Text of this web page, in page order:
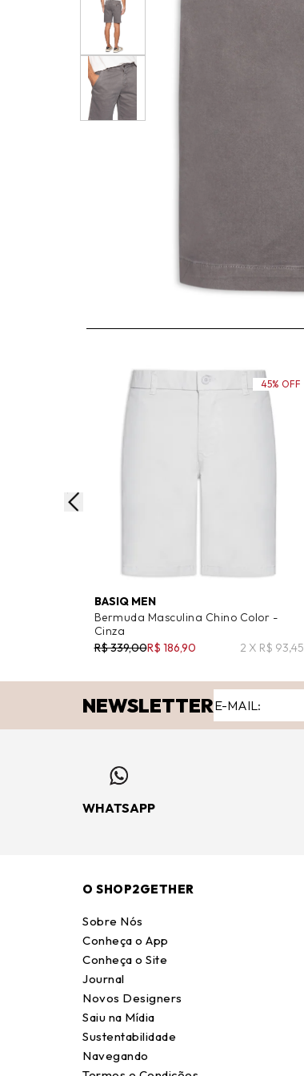
BASIQ MEN
Bermuda Masculina Chino Color -
Cinza
R$ 339,00R$ 186,90 2 X R$ 93,45
45% OFF
NEWSLETTER
WHATSAPP
O SHOP2GETHER
Sobre Nós
Conheça o App
Conheça o Site
Journal
Novos Designers
Saiu na Mídia
Sustentabilidade
Navegando